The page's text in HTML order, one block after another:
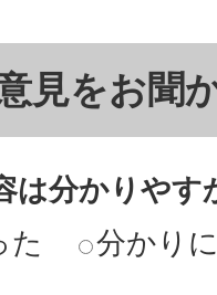
見をお聞
は分かりやす
た
分かり